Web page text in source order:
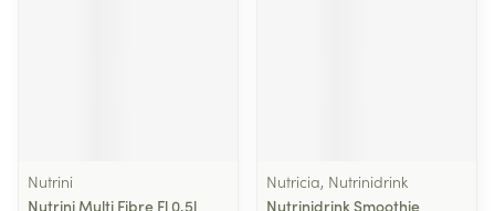
Nutrini
Nutrini Multi Fibre Fl 0,5l
Nutricia, Nutrinidrink
Nutrinidrink Smoothie